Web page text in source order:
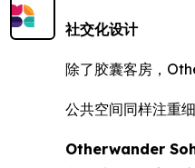
社交化设计
除了胶囊客房，
公共空间同样注重
Otherwander